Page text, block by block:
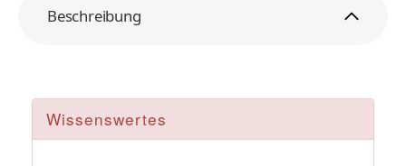
Beschreibung
Wissenswertes